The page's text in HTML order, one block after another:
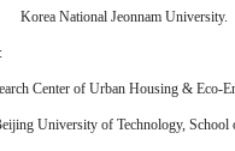
National Jeonnam University.
Center of Urban Housing & Eco-
University of Technology, School